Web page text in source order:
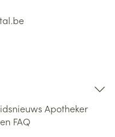
Apotheker
FAQ